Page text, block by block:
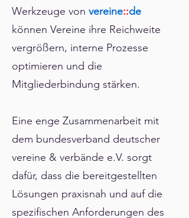
Werkzeuge von vereine::de
können Vereine ihre Reichweite
vergrößern, interne Prozesse
optimieren und die
Mitgliederbindung stärken.
Eine enge Zusammenarbeit mit
dem bundesverband deutscher
vereine & verbände e.V. sorgt
dafür, dass die bereitgestellten
Lösungen praxisnah und auf die
spezifischen Anforderungen des